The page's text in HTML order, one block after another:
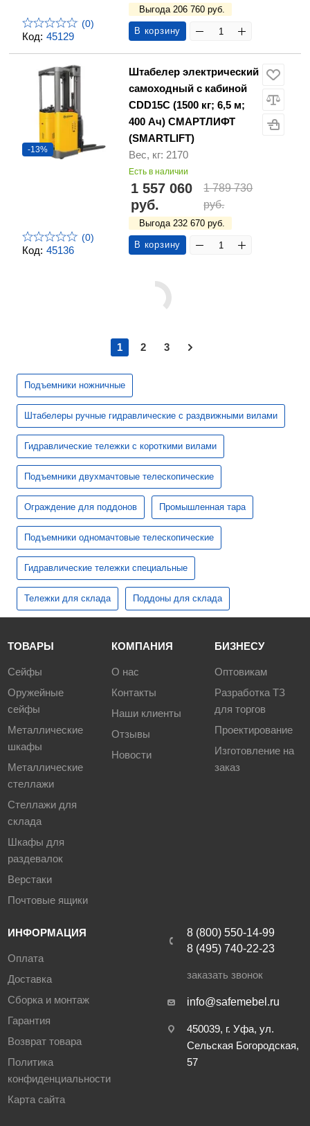
Код: 45129
(0)
Выгода 206 760 руб.
В корзину
Код: 45136
-13%
(0)
Штабелер электрический
самоходный с кабиной
CDD15C (1500 кг; 6,5 м;
400 Ач) СМАРТЛИФТ
(SMARTLIFT)
Вес, кг: 2170
Есть в наличии
1 557 060
руб.
1 789 730
руб.
Выгода 232 670 руб.
В корзину
1 2 3
Подъемники ножничные
Штабелеры ручные гидравлические с раздвижными вилами
Гидравлические тележки с короткими вилами
Подъемники двухмачтовые телескопические
Ограждение для поддонов Промышленная тара
Подъемники одномачтовые телескопические
Гидравлические тележки специальные
Тележки для склада Поддоны для склада
ТОВАРЫ
Сейфы
Оружейные
сейфы
Металлические
шкафы
Металлические
стеллажи
Стеллажи для
склада
Шкафы для
раздевалок
Верстаки
Почтовые ящики
КОМПАНИЯ
О нас
Контакты
Наши клиенты
Отзывы
Новости
БИЗНЕСУ
Оптовикам
Разработка ТЗ
для торгов
Проектирование
Изготовление на
заказ
ИНФОРМАЦИЯ
Оплата
Доставка
Сборка и монтаж
Гарантия
Возврат товара
Политика
конфиденциальности
Карта сайта
8 (800) 550-14-99
8 (495) 740-22-23
заказать звонок
info@safemebel.ru
450039, г. Уфа, ул.
Сельская Богородская,
57